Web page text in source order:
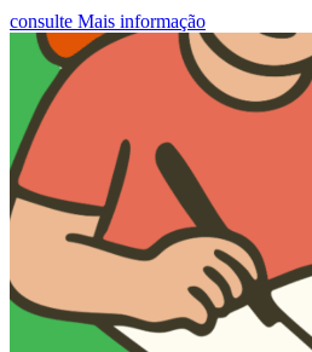
consulte Mais informação